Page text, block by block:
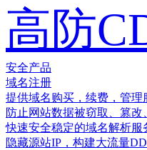
高防
安全产品
域名注册
提供域名购买，续费，管理
防止网站数据被窃取、篡改
快速安全稳定的域名解析服
隐藏源站IP，构建大流量